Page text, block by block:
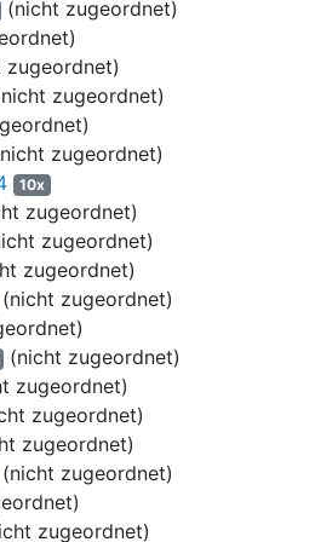
Rohstoffsicherung
bis zum 31. Dezember 2016
zur Aufsuchung mariner Kiessande
Süd". Für die Aufsuchung ließ das
2012 einen Hauptbetriebsplan zu,
2016 verlängert wurde. Die
sind abgeschlossen, ein im
künftiges Bewilligungsfeld ist von
machte die Klägerin mit
2014 Einwendungen gegen das
hat sie Klage
auf Feststellung der
des Beschlusses
sie die Verpflichtung des
um eine
(nicht zugeordnet)
zugeordnet)
zugeordnet)
10x
zugeordnet)
zugeordnet)
zugeordnet)
zugeordnet)
(nicht zugeordnet)
zugeordnet)
zugeordnet)
zugeordnet)
zugeordnet)
zugeordnet)